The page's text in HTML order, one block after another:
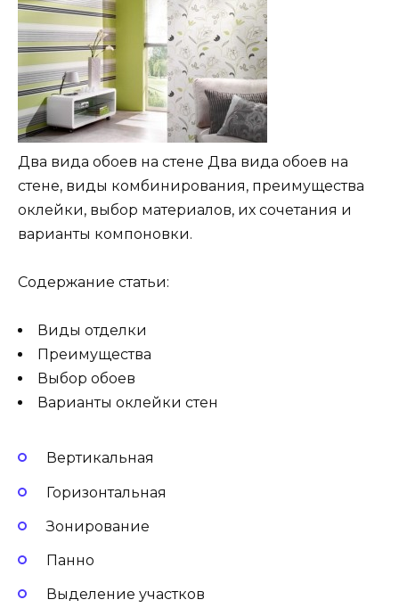
Два вида обоев на стене Два вида обоев на
стене, виды комбинирования, преимущества
оклейки, выбор материалов, их сочетания и
варианты компоновки.
Содержание статьи:
Виды отделки
Преимущества
Выбор обоев
Варианты оклейки стен
Вертикальная
Горизонтальная
Зонирование
Панно
Выделение участков